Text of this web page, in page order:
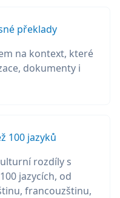
překlady
na kontext, které
dokumenty i
100 jazyků
rozdíly s
jazycích, od
francouzštinu,